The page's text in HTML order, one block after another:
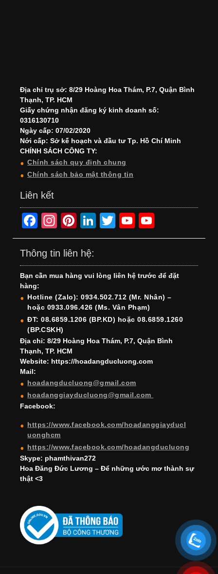
Địa chỉ trụ sở: 8/29 Hoàng Hoa Thám, P.7, Quận Bình
Thạnh, TP. HCM
Giấy chứng nhận đăng ký kinh doanh số:
0316130710
Ngày cấp: 07/02/2020
Nới cấp: Sở kế hoạch và đầu tư Tp. Hồ Chí Minh
CHÍNH SÁCH CÔNG TY:
Chính sách quy định chung
Chính sách bảo mật thông tin
Liên kết
F
a
c
e
b
o
o
k
In
st
a
gr
a
m
Pi
nt
er
e
st
Li
n
e
dI
n
T
wi
er
Y
o
T
u
b
e
o
T
u
b
e
h
Thông tin liên hệ:
Bạn cần mua hàng vui lòng liên hệ trước để đặt
hàng:
Hotline (Zalo): 0934.502.712 (Mr. Nhân) –
hoặc 0933.096.426 (Ms. Vân Phạm)
ĐT: 08.6859.1206 (BP.KD) hoặc 08.6859.1260
(BP.CSKH)
Địa chỉ: 8/29 Hoàng Hoa Thám, P.7, Quận Bình
Thạnh, TP. HCM
Website: https://hoadangducluong.com
Mail:
hoadangducluong@gmail.com
hoadanggiayducluong@gmail.com
Facebook:
https://www.facebook.com/hoadanggiayducl
uonghcm
https://www.facebook.com/hoadangducluong
Skype: phamthivan272
Hoa Đăng Đức Lương – Để những ước mơ thành sự
thật <3